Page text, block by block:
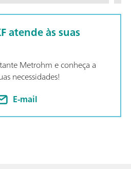
atende às suas
Metrohm e conheça a
necessidades!
E-mail